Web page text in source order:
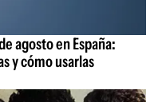
agosto en España:
y cómo usarlas